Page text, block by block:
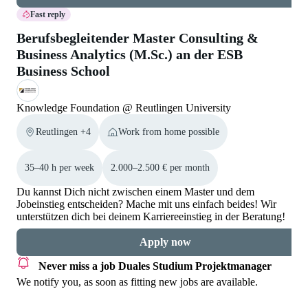
Fast reply
Berufsbegleitender Master Consulting &
Business Analytics (M.Sc.) an der ESB
Business School
Knowledge Foundation @ Reutlingen University
Reutlingen +4 Work from home possible
35–40 h per week 2.000–2.500 € per month
Du kannst Dich nicht zwischen einem Master und dem
Jobeinstieg entscheiden? Mache mit uns einfach beides! Wir
unterstützen dich bei deinem Karriereeinstieg in der Beratung!
Apply now
Never miss a job Duales Studium Projektmanager
We notify you, as soon as fitting new jobs are available.